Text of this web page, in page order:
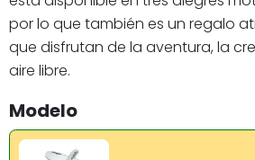
por lo que también es un regalo
que disfrutan de la aventura, la
aire libre.
Modelo